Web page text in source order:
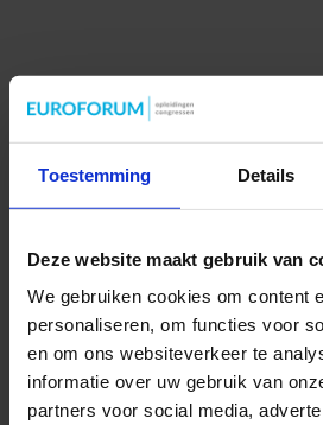
Toestemming Details
Deze website maakt gebruik van
We gebruiken cookies om content
personaliseren, om functies voor
en om ons websiteverkeer te
informatie over uw gebruik van
partners voor social media,